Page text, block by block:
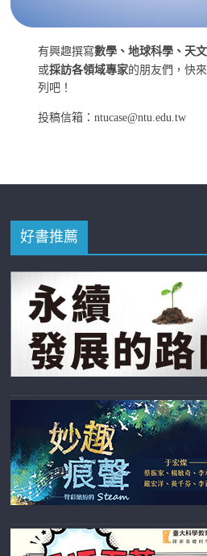
有興趣撰寫數學、地球科學、天
或採訪各領域專家的朋友們，快
列吧！
投稿信箱：ntucase@ntu.edu.tw
好書推薦